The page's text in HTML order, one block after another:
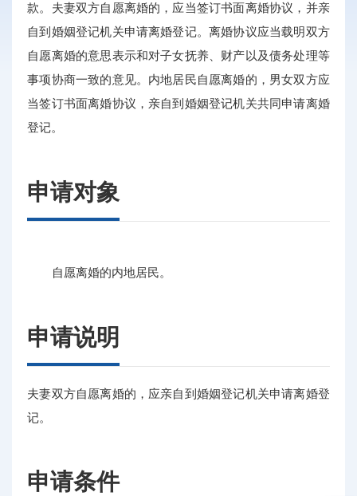
款。夫妻双方自愿离婚的，应当签订书面离婚协议，并亲
自到婚姻登记机关申请离婚登记。离婚协议应当载明双方
自愿离婚的意思表示和对子女抚养、财产以及债务处理等
事项协商一致的意见。内地居民自愿离婚的，男女双方应
当签订书面离婚协议，亲自到婚姻登记机关共同申请离婚
登记。
申请对象
自愿离婚的内地居民。
申请说明
夫妻双方自愿离婚的，应亲自到婚姻登记机关申请离婚登
记。
申请条件